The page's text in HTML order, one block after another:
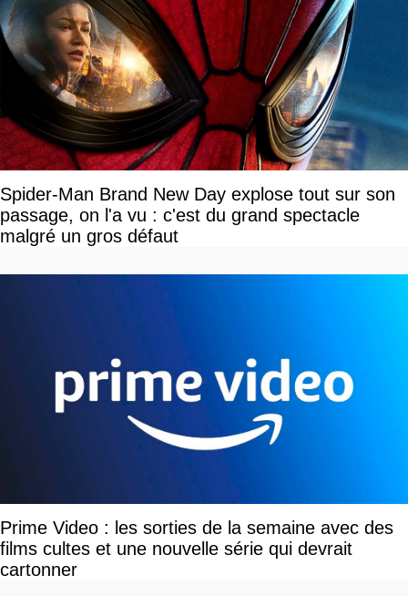
Spider-Man Brand New Day explose tout sur son
passage, on l'a vu : c'est du grand spectacle
malgré un gros défaut
Prime Video : les sorties de la semaine avec des
films cultes et une nouvelle série qui devrait
cartonner